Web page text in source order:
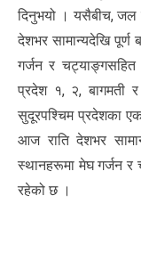
दिनुभयो । यसैबीच, जल
देशभर सामान्यदेखि
गर्जन र चट्याङ्गसहित
प्रदेश १, २, बागमती
सुदूरपश्चिम प्रदेशका
आज राति देशभर
स्थानहरूमा मेघ गर्जन र
रहेको छ ।